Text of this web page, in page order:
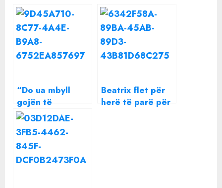
“Do ua mbyll
gojën të
gjithëve”, Beatrix
Ramosaj flet për
ribashkimin Bora-
Donald
Beatrix flet për
herë të parë për